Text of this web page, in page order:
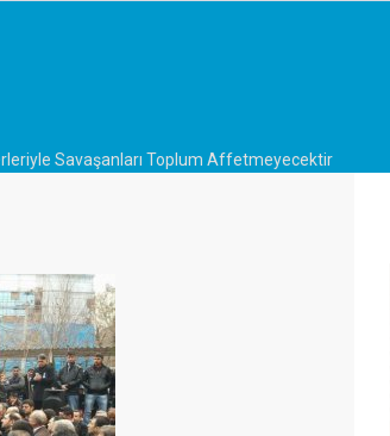
Savaşanları Toplum Affetmeyecektir